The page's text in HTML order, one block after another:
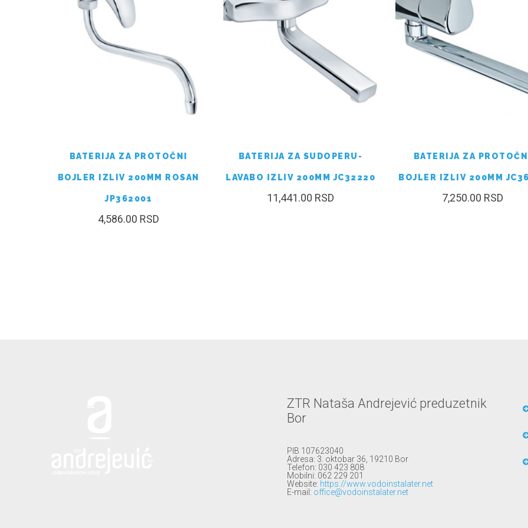
BATERIJA ZA PROTOČNI
BOJLER IZLIV 200MM ROSAN
JP362001
4,586.00 RSD
BATERIJA ZA SUDOPERU-
LAVABO IZLIV 200MM JC32220
11,441.00 RSD
BATERIJA ZA PROTOČNI
BOJLER IZLIV 200MM
7,250.00 RSD
ZTR Nataša Andrejević preduzetnik
Bor
PIB 107623040
Adresa: 3. oktobar 36, 19210 Bor
Telefon: 030 423 808
Mobilni: 062 229 201
Website: https://www.vodoinstalater.net
E-mail: office@vodoinstalater.net